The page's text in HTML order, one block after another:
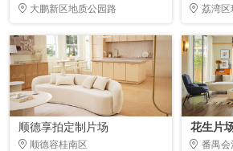
大鹏新区地质公园路 荔湾区
顺德享拍定制片场
顺德容桂南区
花生片
番禺会